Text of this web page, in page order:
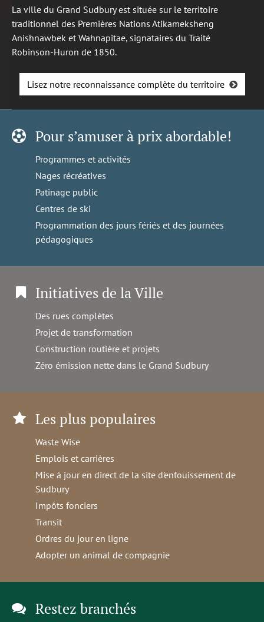
La ville du Grand Sudbury est située sur le territoire
traditionnel des Premières Nations Atikameksheng
Anishnawbek et Wahnapitae, signataires du Traité
Robinson-Huron de 1850.
Lisez notre reconnaissance complète du territoire
Pour s’amuser à prix abordable!
Programmes et activités
Nages récréatives
Patinage public
Centres de ski
Programmation des jours fériés et des journées
pédagogiques
Initiatives de la Ville
Des rues complètes
Projet de transformation
Construction routière et projets
Zéro émission nette dans le Grand Sudbury
Les plus populaires
Waste Wise
Emplois et carrières
Mise à jour en direct de la site d'enfouissement de
Sudbury
Impôts fonciers
Transit
Ordres du jour en ligne
Adopter un animal de compagnie
Restez branchés